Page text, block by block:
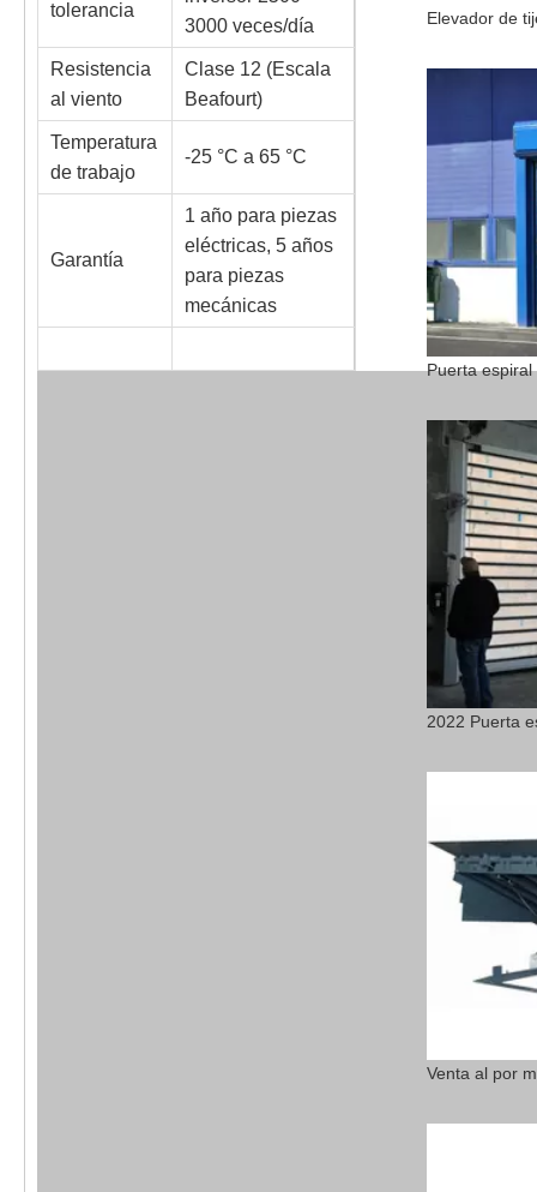
tolerancia
3000 veces/día
Resistencia
al viento
Clase 12 (Escala
Beafourt)
Temperatura
de trabajo
-25 °C a 65 °C
Garantía
1 año para piezas
eléctricas, 5 años
para piezas
mecánicas